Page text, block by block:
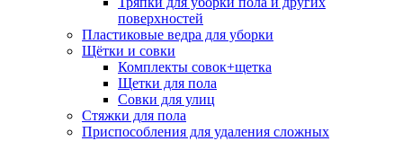
поверхностей
Пластиковые ведра для уборки
Щётки и совки
Комплекты совок+щетка
Щетки для пола
Совки для улиц
Стяжки для пола
Приспособления для удаления сложных